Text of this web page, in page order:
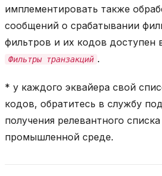
имплементировать также
сообщений о срабатывании
фильтров и их кодов доступен
Фильтры транзакций .
* у каждого эквайера свой
кодов, обратитесь в службу
получения релевантного
промышленной среде.